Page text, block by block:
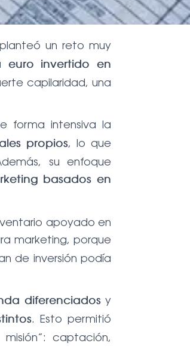
un reto muy
euro invertido en
capilaridad, una
forma intensiva la
propios, lo que
su enfoque
basados en
apoyado en
marketing, porque
de inversión podía
diferenciados y
. Esto permitió
captación,